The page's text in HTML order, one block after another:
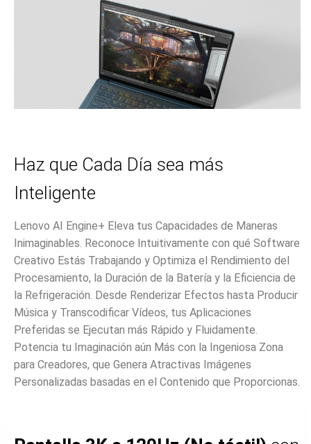
Haz que Cada Día sea más
Inteligente
Lenovo AI Engine+ Eleva tus Capacidades de Maneras
Inimaginables. Reconoce Intuitivamente con qué Software
Creativo Estás Trabajando y Optimiza el Rendimiento del
Procesamiento, la Duración de la Batería y la Eficiencia de
la Refrigeración. Desde Renderizar Efectos hasta Producir
Música y Transcodificar Vídeos, tus Aplicaciones
Preferidas se Ejecutan más Rápido y Fluidamente.
Potencia tu Imaginación aún Más con la Ingeniosa Zona
para Creadores, que Genera Atractivas Imágenes
Personalizadas basadas en el Contenido que Proporcionas.